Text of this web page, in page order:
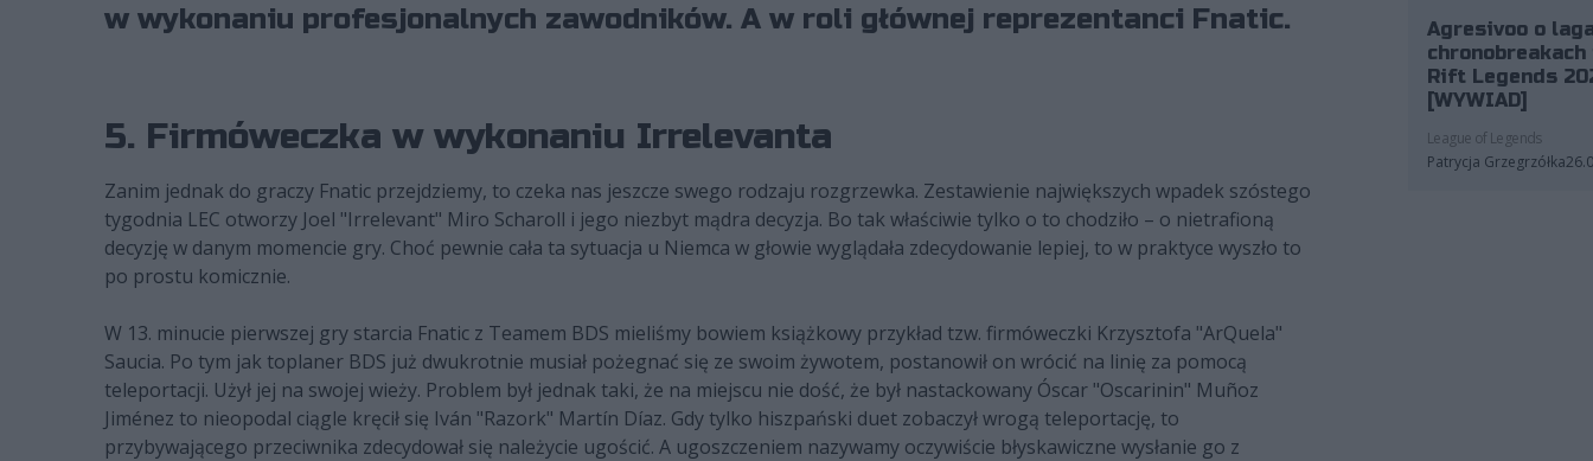
w wykonaniu profesjonalnych zawodników. A w roli głównej reprezentanci Fnatic.
5. Firmóweczka w wykonaniu Irrelevanta
Zanim jednak do graczy Fnatic przejdziemy, to czeka nas jeszcze swego rodzaju rozgrzewka. Zestawienie największych wpadek szóstego
tygodnia LEC otworzy Joel "Irrelevant" Miro Scharoll i jego niezbyt mądra decyzja. Bo tak właściwie tylko o to chodziło – o nietrafioną
decyzję w danym momencie gry. Choć pewnie cała ta sytuacja u Niemca w głowie wyglądała zdecydowanie lepiej, to w praktyce wyszło to
po prostu komicznie.
W 13. minucie pierwszej gry starcia Fnatic z Teamem BDS mieliśmy bowiem książkowy przykład tzw. firmóweczki Krzysztofa "ArQuela"
Saucia. Po tym jak toplaner BDS już dwukrotnie musiał pożegnać się ze swoim żywotem, postanowił on wrócić na linię za pomocą
teleportacji. Użył jej na swojej wieży. Problem był jednak taki, że na miejscu nie dość, że był nastackowany Óscar "Oscarinin" Muñoz
Jiménez to nieopodal ciągle kręcił się Iván "Razork" Martín Díaz. Gdy tylko hiszpański duet zobaczył wrogą teleportację, to
przybywającego przeciwnika zdecydował się należycie ugościć. A ugoszczeniem nazywamy oczywiście błyskawiczne wysłanie go z
Agresivoo o
Rift Legends
[WYWIAD]
League of Legends
Patrycja Grzegrzółka